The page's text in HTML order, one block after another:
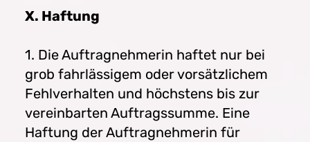
X. Haftung
1. Die Auftragnehmerin haftet nur bei
grob fahrlässigem oder vorsätzlichem
Fehlverhalten und höchstens bis zur
vereinbarten Auftragssumme. Eine
Haftung der Auftragnehmerin für